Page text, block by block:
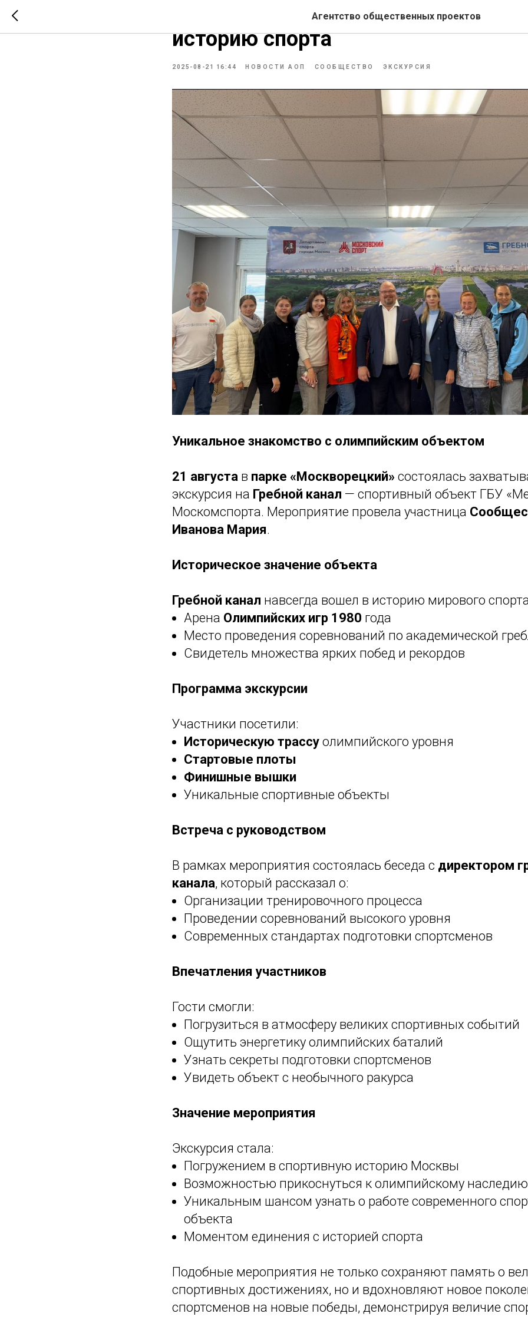
Агентство общественных проектов
Легендарный Гребной канал:
историю спорта
2025-08-21 16:44 НОВОСТИ АОП СООБЩЕСТВО ЭКСКУРСИЯ
Уникальное знакомство с олимпийским объектом
21 августа в парке «Москворецкий» состоялась
экскурсия на Гребной канал — спортивный объект ГБУ
Москомспорта. Мероприятие провела участница
Иванова Мария.
Историческое значение объекта
Гребной канал навсегда вошел в историю мирового
Арена Олимпийских игр 1980 года
Место проведения соревнований по академической
Свидетель множества ярких побед и рекордов
Программа экскурсии
Участники посетили:
Историческую трассу олимпийского уровня
Стартовые плоты
Финишные вышки
Уникальные спортивные объекты
Встреча с руководством
В рамках мероприятия состоялась беседа с директором
канала, который рассказал о:
Организации тренировочного процесса
Проведении соревнований высокого уровня
Современных стандартах подготовки спортсменов
Впечатления участников
Гости смогли:
Погрузиться в атмосферу великих спортивных событий
Ощутить энергетику олимпийских баталий
Узнать секреты подготовки спортсменов
Увидеть объект с необычного ракурса
Значение мероприятия
Экскурсия стала:
Погружением в спортивную историю Москвы
Возможностью прикоснуться к олимпийскому наследию
Уникальным шансом узнать о работе современного
объекта
Моментом единения с историей спорта
Подобные мероприятия не только сохраняют память о
спортивных достижениях, но и вдохновляют новое
спортсменов на новые победы, демонстрируя величие